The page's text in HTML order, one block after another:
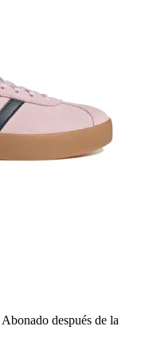
Abonado después de la